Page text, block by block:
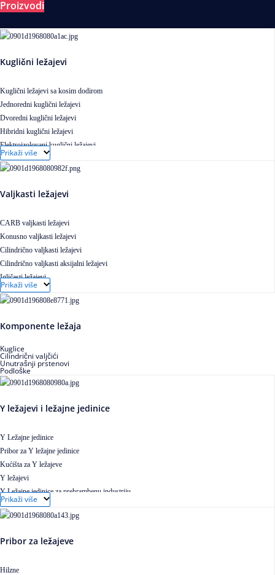
Proizvodi
Kuglični ležajevi
Kuglični ležajevi sa kosim dodirom
Jednoredni kuglični ležajevi
Dvoredni kuglični ležajevi
Hibridni kuglični ležajevi
Elektroizolovani kuglični ležajevi
Samopodesivi kuglični ležajevi
Aksijalni kuglični ležajevi
Prikaži više
Valjkasti ležajevi
CARB valjkasti ležajevi
Konusno valjkasti ležajevi
Cilindrično valjkasti ležajevi
Cilindrično valjkasti aksijalni ležajevi
Igličasti ležajevi
Igličasti aksijalni ležajevi
Buričasti ležajevi
Buričasti aksijalni ležajevi
Prikaži više
Komponente ležaja
Kuglice
Cilindrični valjčići
Unutrašnji prstenovi
Podloške
Y ležajevi i ležajne jedinice
Y Ležajne jedinice
Pribor za Y ležajne jedinice
Kućišta za Y ležajeve
Y ležajevi
Y Ležajne jedinice za prehrambenu industriju
Ležajne jedinice sa valjkastim ležajevima
Prikaži više
Pribor za ležajeve
Hilzne